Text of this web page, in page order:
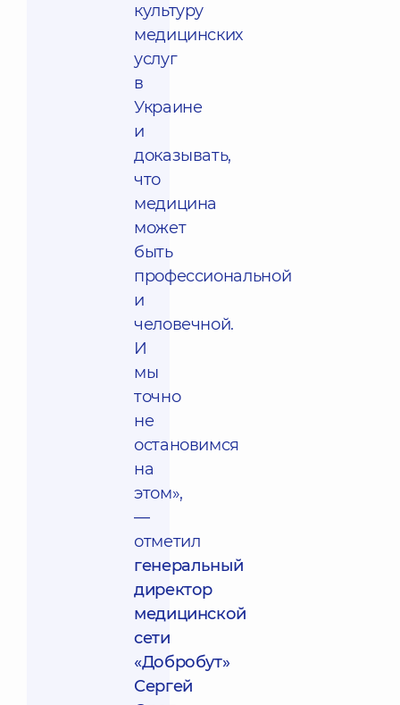
культуру
медицинских
услуг
в
Украине
и
доказывать,
что
медицина
может
быть
профессиональной
и
человечной.
И
мы
точно
не
остановимся
на
этом»,
—
отметил
генеральный
директор
медицинской
сети
«Добробут»
Сергей